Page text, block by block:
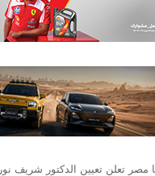
مصر تعلن تعيين الدكتور شريف